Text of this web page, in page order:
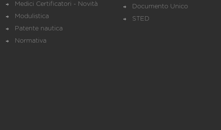
Medici Certificatori - Novità
Modulistica
Patente nautica
Normativa
Documento Unico
STED